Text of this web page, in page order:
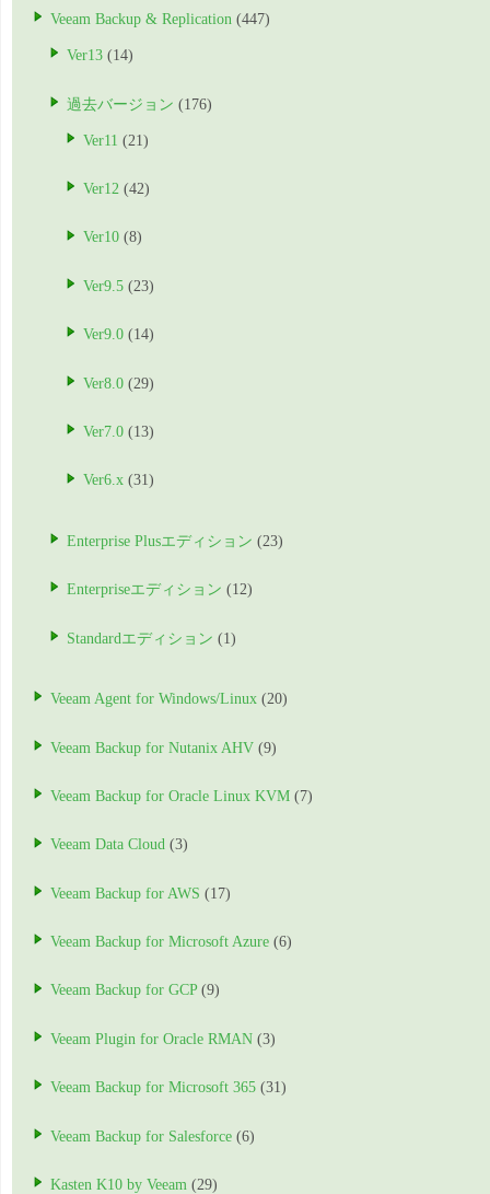
Veeam Backup & Replication (447)
Ver13 (14)
過去バージョン (176)
Ver11 (21)
Ver12 (42)
Ver10 (8)
Ver9.5 (23)
Ver9.0 (14)
Ver8.0 (29)
Ver7.0 (13)
Ver6.x (31)
Enterprise Plusエディション (23)
Enterpriseエディション (12)
Standardエディション (1)
Veeam Agent for Windows/Linux (20)
Veeam Backup for Nutanix AHV (9)
Veeam Backup for Oracle Linux KVM (7)
Veeam Data Cloud (3)
Veeam Backup for AWS (17)
Veeam Backup for Microsoft Azure (6)
Veeam Backup for GCP(9)
Veeam Plugin for Oracle RMAN (3)
Veeam Backup for Microsoft 365 (31)
Veeam Backup for Salesforce (6)
Kasten K10 by Veeam (29)